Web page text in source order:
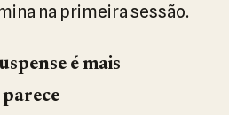
na primeira sessão.
é mais